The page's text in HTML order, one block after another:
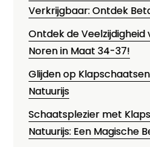
Verkrijgbaar: Ontdek
Ontdek de
Noren in Maat 34-37!
Glijden op
Natuurijs
Schaatsplezier met
Natuurijs: Een Magische